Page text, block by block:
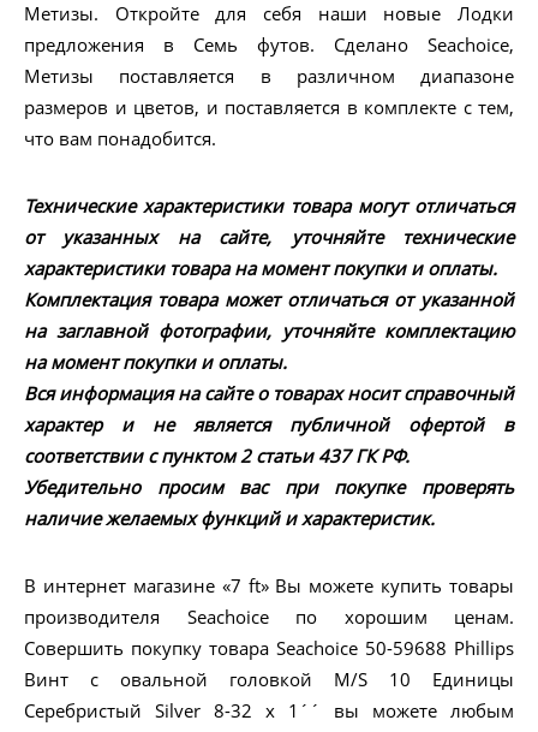
Метизы. Откройте для себя наши новые Лодки
предложения в Семь футов. Сделано Seachoice,
Метизы поставляется в различном диапазоне
размеров и цветов, и поставляется в комплекте с тем,
что вам понадобится.
Технические характеристики товара могут отличаться
от указанных на сайте, уточняйте технические
характеристики товара на момент покупки и оплаты.
Комплектация товара может отличаться от указанной
на заглавной фотографии, уточняйте комплектацию
на момент покупки и оплаты.
Вся информация на сайте о товарах носит справочный
характер и не является публичной офертой в
соответствии с пунктом 2 статьи 437 ГК РФ.
Убедительно просим вас при покупке проверять
наличие желаемых функций и характеристик.
В интернет магазине «7 ft» Вы можете купить товары
производителя Seachoice по хорошим ценам.
Совершить покупку товара Seachoice 50-59688 Phillips
Винт с овальной головкой M/S 10 Единицы
Серебристый Silver 8-32 x 1´´ вы можете любым